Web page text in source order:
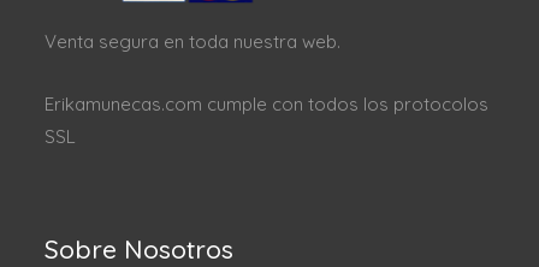
Venta segura en toda nuestra web.
Erikamunecas.com cumple con todos los protocolos
SSL
Sobre Nosotros